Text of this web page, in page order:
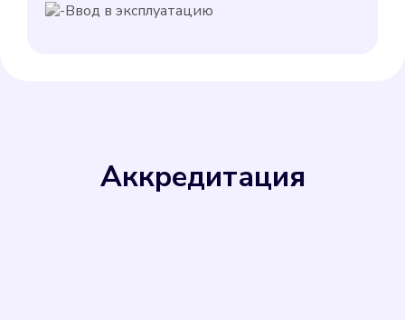
Ввод в эксплуатацию
Аккредитация